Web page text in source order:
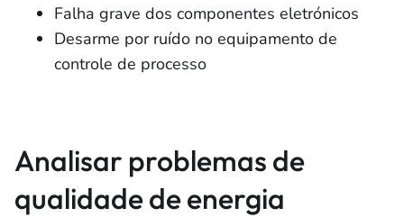
Falha grave dos componentes eletrónicos
Desarme por ruído no equipamento de
controle de processo
Analisar problemas de
qualidade de energia